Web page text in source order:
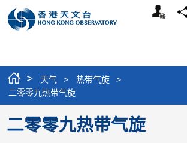
个
分
> 天气 > 热带气旋
>
二零零九热带气旋
二零零九热带气旋